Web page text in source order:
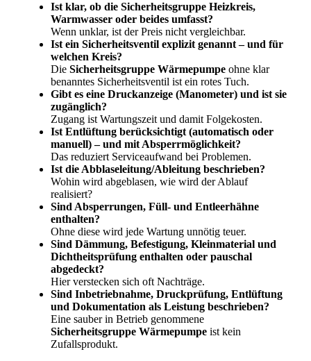
Ist klar, ob die Sicherheitsgruppe Heizkreis,
Warmwasser oder beides umfasst?
Wenn unklar, ist der Preis nicht vergleichbar.
Ist ein Sicherheitsventil explizit genannt – und für
welchen Kreis?
Die Sicherheitsgruppe Wärmepumpe ohne klar
benanntes Sicherheitsventil ist ein rotes Tuch.
Gibt es eine Druckanzeige (Manometer) und ist sie
zugänglich?
Zugang ist Wartungszeit und damit Folgekosten.
Ist Entlüftung berücksichtigt (automatisch oder
manuell) – und mit Absperrmöglichkeit?
Das reduziert Serviceaufwand bei Problemen.
Ist die Abblaseleitung/Ableitung beschrieben?
Wohin wird abgeblasen, wie wird der Ablauf
realisiert?
Sind Absperrungen, Füll- und Entleerhähne
enthalten?
Ohne diese wird jede Wartung unnötig teuer.
Sind Dämmung, Befestigung, Kleinmaterial und
Dichtheitsprüfung enthalten oder pauschal
abgedeckt?
Hier verstecken sich oft Nachträge.
Sind Inbetriebnahme, Druckprüfung, Entlüftung
und Dokumentation als Leistung beschrieben?
Eine sauber in Betrieb genommene
Sicherheitsgruppe Wärmepumpe ist kein
Zufallsprodukt.